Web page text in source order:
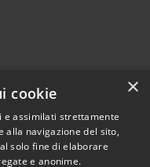
×
cookie
e assimilati strettamente
alla navigazione del sito,
solo fine di elaborare
e anonime.